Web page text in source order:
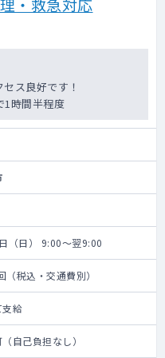
・救急対応
ス良好です！
1時間半程度
（日） 9:00～翌9:00
税込・交通費別）
給
自己負担なし）